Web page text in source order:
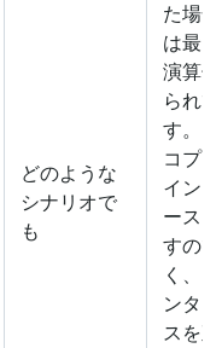
どのような
シナリオで
も
た場
は最
演算
られ
す。
コプ
イン
ース
すの
く、
ンタ
スを